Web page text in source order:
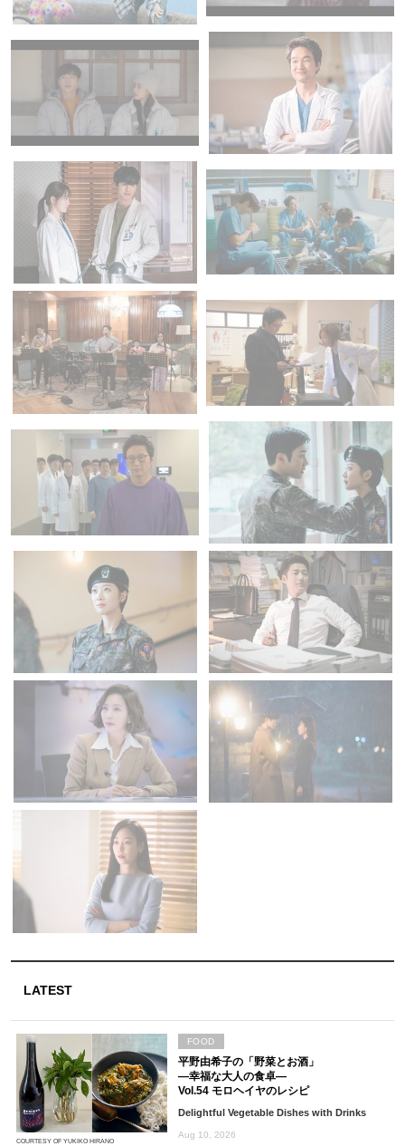
LATEST
COURTESY OF YUKIKO HIRANO
平野由希子の「野菜とお酒」
―幸福な大人の食卓―
Vol.54 モロヘイヤのレシピ
Delightful Vegetable Dishes with Drinks
Aug 10, 2026
FOOD